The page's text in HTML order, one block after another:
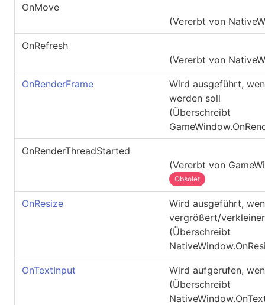
OnMove
(Vererbt von
OnRefresh
(Vererbt von
OnRenderFrame
Wird ausgeführt,
werden soll
(Überschreibt
OnRenderThreadStarted
(Vererbt von
Obsolet
OnResize
Wird ausgeführt,
vergrößert/
(Überschreibt
OnTextInput
Wird aufgerufen,
(Überschreibt